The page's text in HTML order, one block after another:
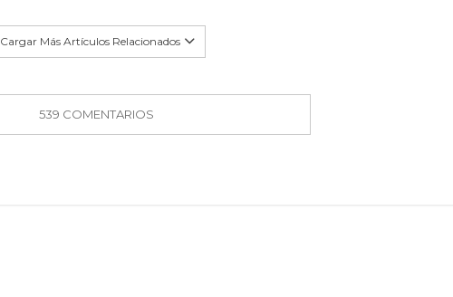
Cargar Más Artículos Relacionados
539 COMENTARIOS